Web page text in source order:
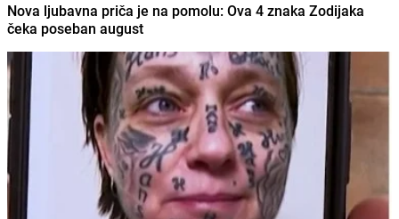
Nova ljubavna priča je na pomolu: Ova 4 znaka Zodijaka
čeka poseban august